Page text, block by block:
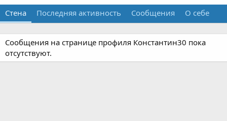
Стена Последняя активность Сообщения О себе
Сообщения на странице профиля Константин30 пока
отсутствуют.